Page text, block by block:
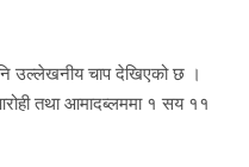
उल्लेखनीय चाप देखिएको छ ।
तथा आमादब्लममा १ सय ११